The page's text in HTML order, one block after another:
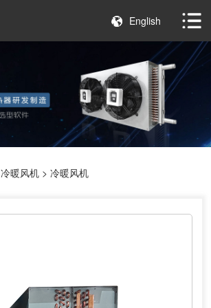
English
冷暖风机> 冷暖风机